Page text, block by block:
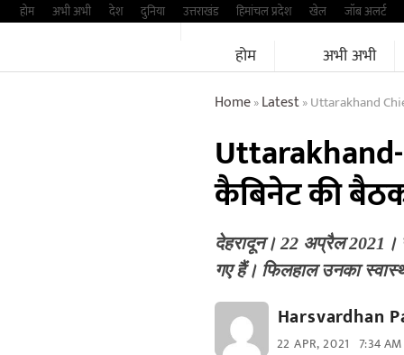
Skipहोम अभी अभी देश दुनिया उत्तराखंड हिमांचल प्रदेश खेल जॉब अलर्ट
होम अभी अभी
Home»Latest»Uttarakhand
Uttarakhand-
कैबिनेट की
देहरादून। 22 अप्रैल 2021।
गए हैं। फिलहाल उनका
Harsvardhan
22 APR, 2021 7:34 AM